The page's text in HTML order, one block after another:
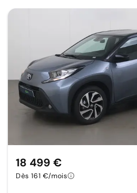
18 499 €
Dès 161 €/mois